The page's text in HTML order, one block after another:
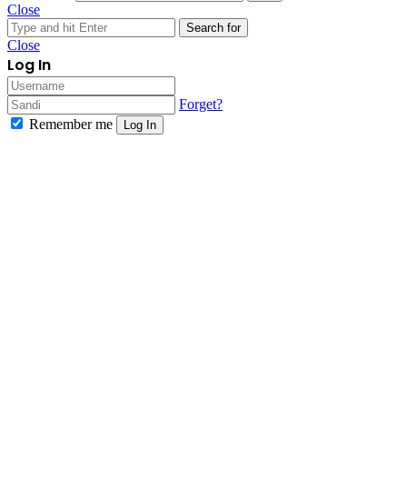
Close
Search for
Close
Log In
Forget?
Remember me
Log In